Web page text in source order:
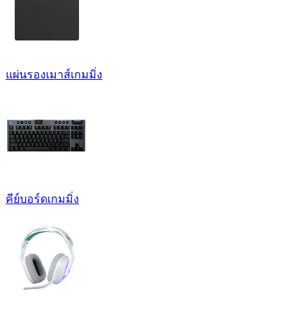
แผ่นรองเมาส์เกมมิ่ง
คีย์บอร์ดเกมมิ่ง